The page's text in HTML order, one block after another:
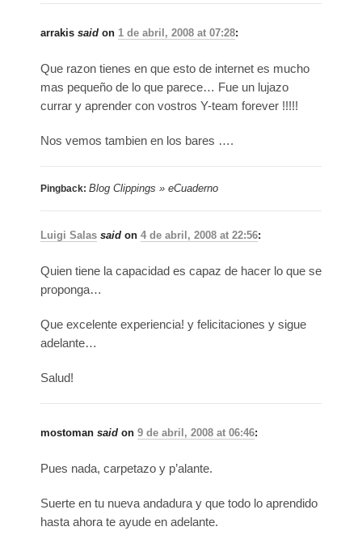
arrakis said on 1 de abril, 2008 at 07:28:
Que razon tienes en que esto de internet es mucho
mas pequeño de lo que parece… Fue un lujazo
currar y aprender con vostros Y-team forever !!!!!
Nos vemos tambien en los bares ….
Pingback: Blog Clippings » eCuaderno
Luigi Salas said on 4 de abril, 2008 at 22:56:
Quien tiene la capacidad es capaz de hacer lo que se
proponga…
Que excelente experiencia! y felicitaciones y sigue
adelante…
Salud!
mostoman said on 9 de abril, 2008 at 06:46:
Pues nada, carpetazo y p’alante.
Suerte en tu nueva andadura y que todo lo aprendido
hasta ahora te ayude en adelante.